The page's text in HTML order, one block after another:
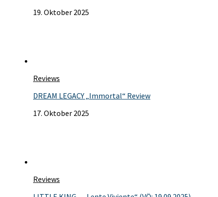
19. Oktober 2025
Reviews
DREAM LEGACY „Immortal“ Review
17. Oktober 2025
Reviews